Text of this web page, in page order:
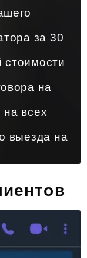
за 30
стоимости
на
на всех
выезда на